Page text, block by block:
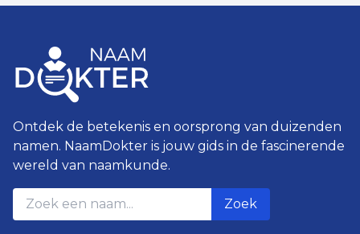
Ontdek de betekenis en oorsprong van duizenden
namen. NaamDokter is jouw gids in de fascinerende
wereld van naamkunde.
Zoek